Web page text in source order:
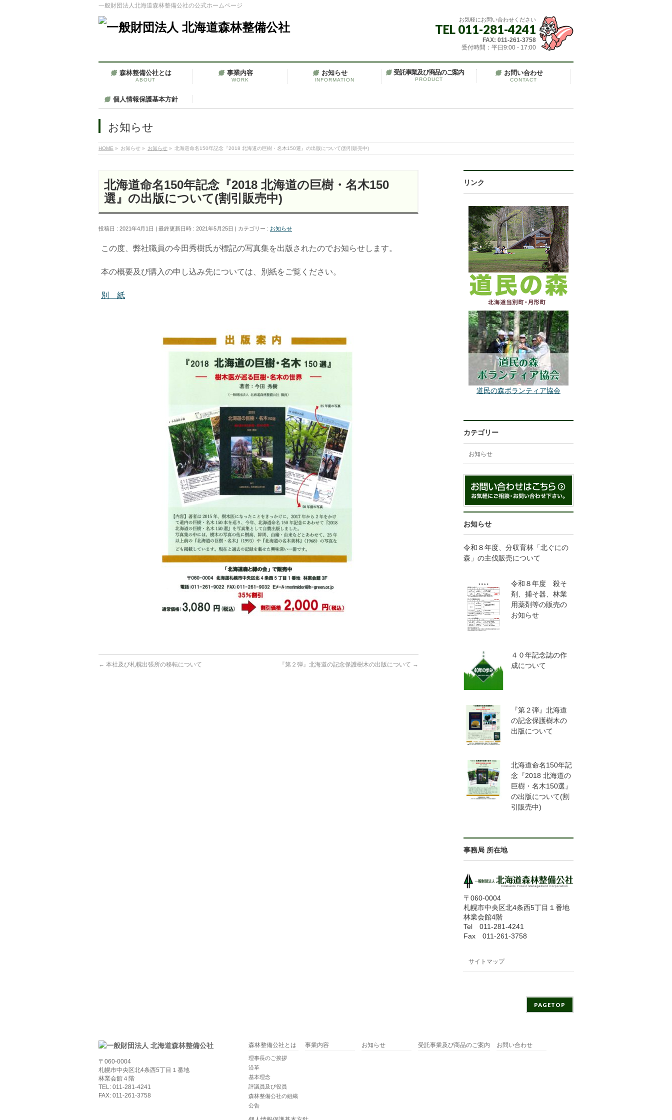
一般財団法人北海道森林整備公社の公式ホームページ
お気軽にお問い合わせください
TEL 011-281-4241
FAX: 011-261-3758
受付時間：平日9:00 - 17:00
森林整備公社とは
ABOUT
事業内容
WORK
お知らせ
INFORMATION
受託事業及び商品のご案内
PRODUCT
お問い合わせ
CONTACT
個人情報保護基本方針
お知らせ
HOME » お知らせ » お知らせ » 北海道命名150年記念『2018 北海道の巨樹・名木150選』の出版について(割引販売中)
北海道命名150年記念『2018 北海道の巨樹・名木150
選』の出版について(割引販売中)
投稿日 : 2021年4月1日 最終更新日時 : 2021年5月25日 カテゴリー : お知らせ
この度、弊社職員の今田秀樹氏が標記の写真集を出版されたのでお知らせします。
本の概要及び購入の申し込み先については、別紙をご覧ください。
別 紙
← 本社及び札幌出張所の移転について 『第２弾』北海道の記念保護樹木の出版について →
リンク
道民の森ボランティア協会
カテゴリー
お知らせ
お知らせ
令和８年度、分収育林「北ぐにの
森」の主伐販売について
令和８年度 殺そ
剤、捕そ器、林業
用薬剤等の販売の
お知らせ
４０年記念誌の作
成について
『第２弾』北海道
の記念保護樹木の
出版について
北海道命名150年記
念『2018 北海道の
巨樹・名木150選』
の出版について(割
引販売中)
事務局 所在地
〒060-0004
札幌市中央区北4条西5丁目１番地
林業会館4階
Tel 011-281-4241
Fax 011-261-3758
サイトマップ
PAGETOP
〒060-0004
札幌市中央区北4条西5丁目１番地
林業会館４階
TEL: 011-281-4241
FAX: 011-261-3758
森林整備公社とは
理事長のご挨拶
沿革
基本理念
評議員及び役員
森林整備公社の組織
公告
事業内容 お知らせ 受託事業及び商品のご案内 お問い合わせ